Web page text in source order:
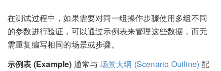
在测试过程中，如果需要对同一组操作步骤使用多组不同
的参数进行验证，可以通过示例表来管理这些数据，而无
需重复编写相同的场景或步骤。
示例表 (Example) 通常与 场景大纲 (Scenario Outline) 配